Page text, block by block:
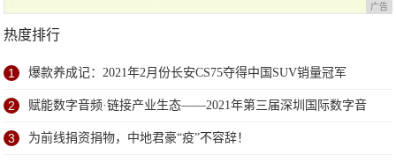
广告
热度排行
1 爆款养成记：2021年2月份长安CS75夺得中国SUV销量冠军
2 赋能数字音频·链接产业生态——2021年第三届深圳国际数字音
频产业展6月深圳盛大开幕
3 为前线捐资捐物，中地君豪“疫”不容辞！